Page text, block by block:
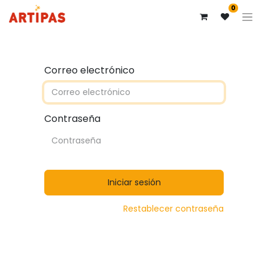
0
Correo electrónico
Contraseña
Iniciar sesión
Restablecer contraseña